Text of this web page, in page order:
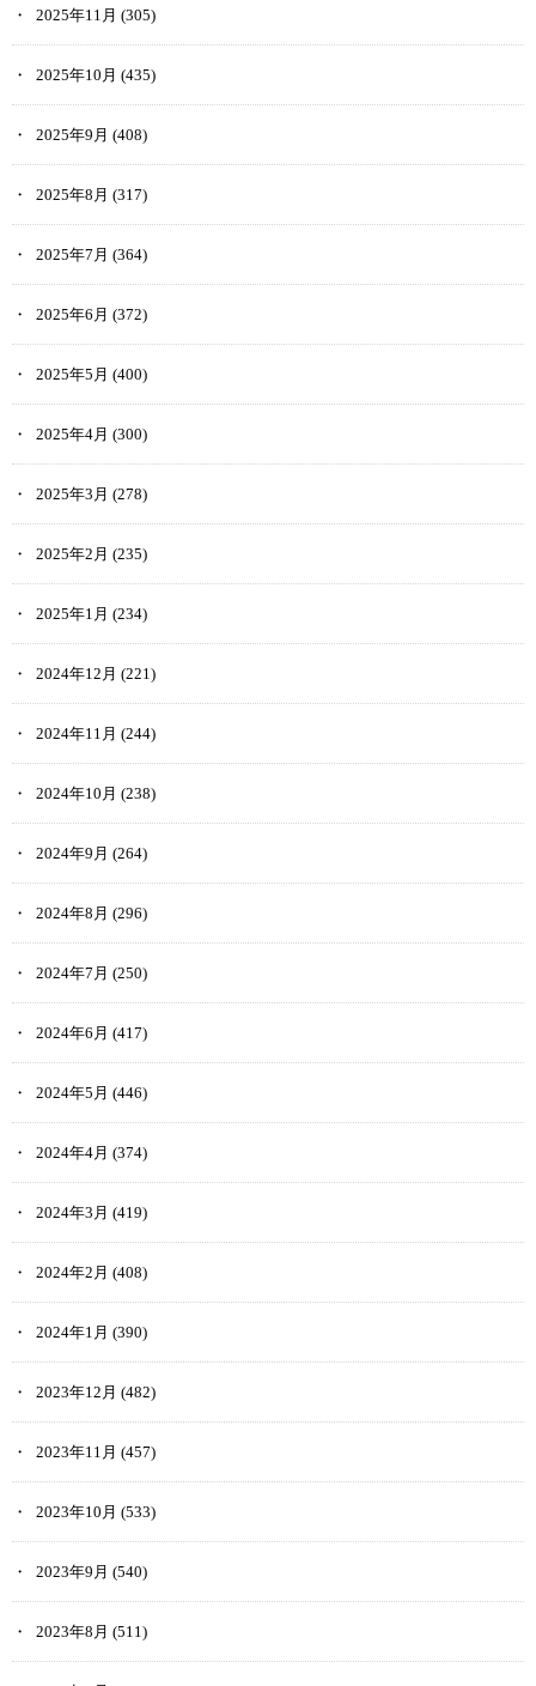
2025年11月 (305)
2025年10月 (435)
2025年9月 (408)
2025年8月 (317)
2025年7月 (364)
2025年6月 (372)
2025年5月 (400)
2025年4月 (300)
2025年3月 (278)
2025年2月 (235)
2025年1月 (234)
2024年12月 (221)
2024年11月 (244)
2024年10月 (238)
2024年9月 (264)
2024年8月 (296)
2024年7月 (250)
2024年6月 (417)
2024年5月 (446)
2024年4月 (374)
2024年3月 (419)
2024年2月 (408)
2024年1月 (390)
2023年12月 (482)
2023年11月 (457)
2023年10月 (533)
2023年9月 (540)
2023年8月 (511)